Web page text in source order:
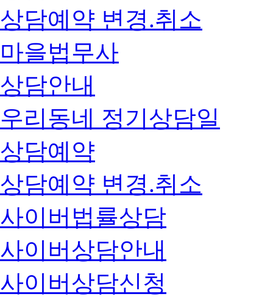
상담예약 변경.취소
마을법무사
상담안내
우리동네 정기상담일
상담예약
상담예약 변경.취소
사이버법률상담
사이버상담안내
사이버상담신청